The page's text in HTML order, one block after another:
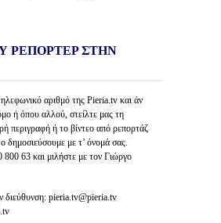
ΡΕΠΟΡΤΕΡ ΣΤΗΝ
αριθμό της Pieria.tv και άν
ή όπου αλλού, στείλτε μας τη
περιγραφή ή το βίντεο από ρεπορτάζ
δημοσιεύσουμε με τ’ όνομά σας.
63 και μιλήστε με τον Γιώργο
διεύθυνση: pieria.tv@pieria.tv